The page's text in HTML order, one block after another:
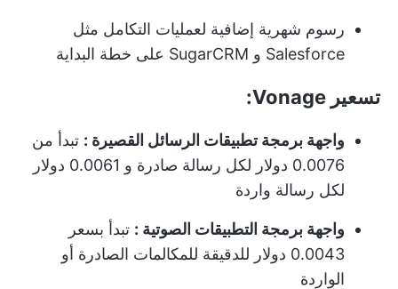
رسوم شهرية إضافية لعمليات التكامل مثل
Salesforce و SugarCRM على خطة البداية
تسعير Vonage:
واجهة برمجة تطبيقات الرسائل القصيرة : تبدأ من
0.0076 دولار لكل رسالة صادرة و 0.0061 دولار
لكل رسالة واردة
واجهة برمجة التطبيقات الصوتية : تبدأ بسعر
0.0043 دولار للدقيقة للمكالمات الصادرة أو
الواردة